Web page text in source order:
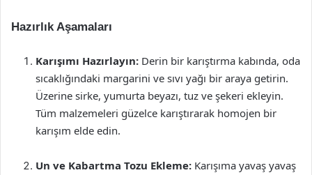
Hazırlık Aşamaları
Karışımı Hazırlayın: Derin bir karıştırma kabında, oda
sıcaklığındaki margarini ve sıvı yağı bir araya getirin.
Üzerine sirke, yumurta beyazı, tuz ve şekeri ekleyin.
Tüm malzemeleri güzelce karıştırarak homojen bir
karışım elde edin.
Un ve Kabartma Tozu Ekleme: Karışıma yavaş yavaş